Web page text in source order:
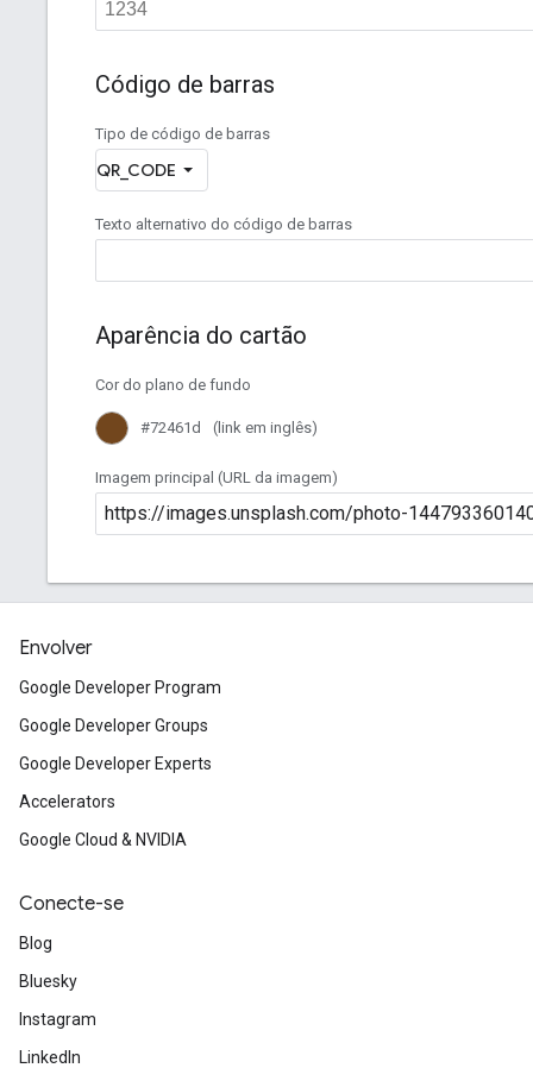
Envolver
Google Developer Program
Google Developer Groups
Google Developer Experts
Accelerators
Google Cloud & NVIDIA
Conecte-se
Blog
Bluesky
Instagram
LinkedIn